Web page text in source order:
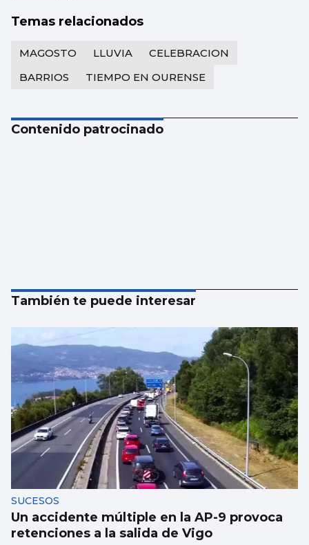
Temas relacionados
MAGOSTO LLUVIA
CELEBRACION
BARRIOS
TIEMPO EN OURENSE
Contenido patrocinado
También te puede interesar
SUCESOS
Un accidente múltiple en la AP-9 provoca
retenciones a la salida de Vigo